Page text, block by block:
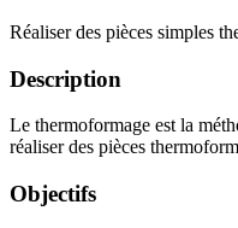
Réaliser des pièces simples
Description
Le thermoformage est la
réaliser des pièces
Objectifs